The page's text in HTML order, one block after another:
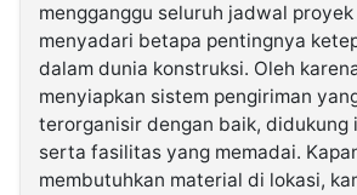
mengganggu seluruh jadwal proyek
menyadari betapa pentingnya
dalam dunia konstruksi. Oleh
menyiapkan sistem pengiriman
terorganisir dengan baik,
serta fasilitas yang memadai.
membutuhkan material di lokasi,